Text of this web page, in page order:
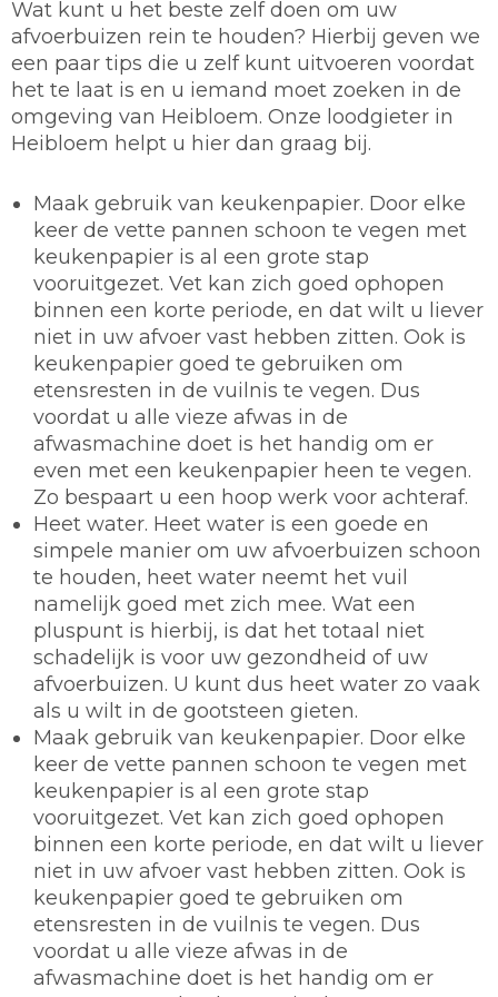
Wat kunt u het beste zelf doen om uw
afvoerbuizen rein te houden? Hierbij geven we
een paar tips die u zelf kunt uitvoeren voordat
het te laat is en u iemand moet zoeken in de
omgeving van Heibloem. Onze loodgieter in
Heibloem helpt u hier dan graag bij.
Maak gebruik van keukenpapier. Door elke
keer de vette pannen schoon te vegen met
keukenpapier is al een grote stap
vooruitgezet. Vet kan zich goed ophopen
binnen een korte periode, en dat wilt u liever
niet in uw afvoer vast hebben zitten. Ook is
keukenpapier goed te gebruiken om
etensresten in de vuilnis te vegen. Dus
voordat u alle vieze afwas in de
afwasmachine doet is het handig om er
even met een keukenpapier heen te vegen.
Zo bespaart u een hoop werk voor achteraf.
Heet water. Heet water is een goede en
simpele manier om uw afvoerbuizen schoon
te houden, heet water neemt het vuil
namelijk goed met zich mee. Wat een
pluspunt is hierbij, is dat het totaal niet
schadelijk is voor uw gezondheid of uw
afvoerbuizen. U kunt dus heet water zo vaak
als u wilt in de gootsteen gieten.
Maak gebruik van keukenpapier. Door elke
keer de vette pannen schoon te vegen met
keukenpapier is al een grote stap
vooruitgezet. Vet kan zich goed ophopen
binnen een korte periode, en dat wilt u liever
niet in uw afvoer vast hebben zitten. Ook is
keukenpapier goed te gebruiken om
etensresten in de vuilnis te vegen. Dus
voordat u alle vieze afwas in de
afwasmachine doet is het handig om er